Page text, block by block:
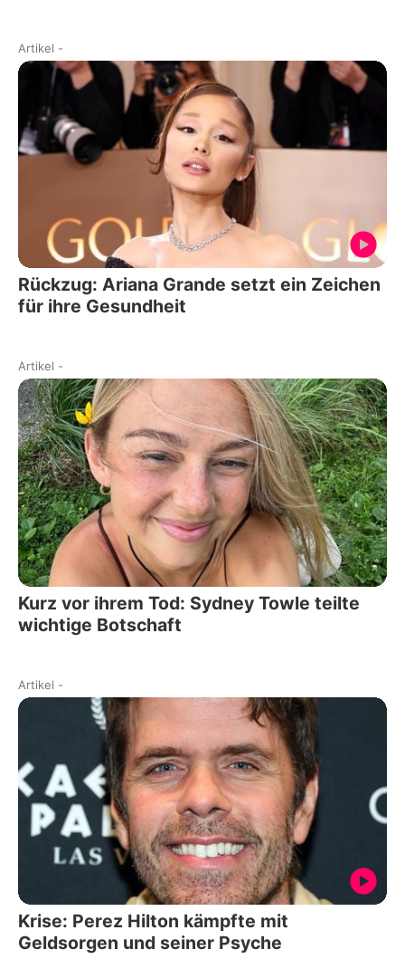
Artikel -
Rückzug: Ariana Grande setzt ein Zeichen
für ihre Gesundheit
Artikel -
Kurz vor ihrem Tod: Sydney Towle teilte
wichtige Botschaft
Artikel -
Krise: Perez Hilton kämpfte mit
Geldsorgen und seiner Psyche